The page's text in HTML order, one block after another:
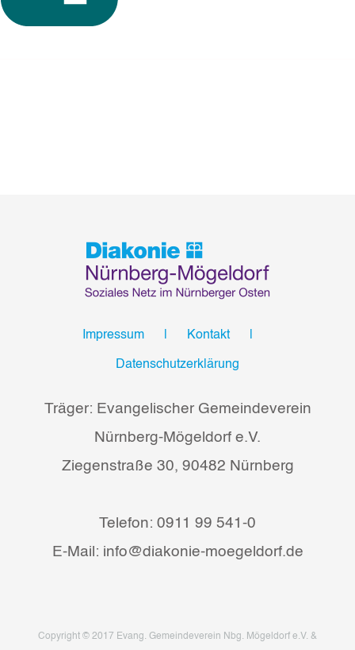
Impressum Kontakt
Datenschutzerklärung
Träger: Evangelischer Gemeindeverein
Nürnberg-Mögeldorf e.V.
Ziegenstraße 30, 90482 Nürnberg
Telefon: 0911 99 541-0
E-Mail: info@diakonie-moegeldorf.de
Copyright © 2017 Evang. Gemeindeverein Nbg. Mögeldorf e.V. &